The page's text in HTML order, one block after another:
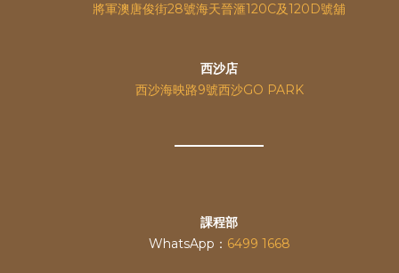
將軍澳唐俊街28號海天晉滙120C及120D號舖
西沙店
西沙海映路9號西沙GO PARK
課程部
WhatsApp： 6499 1668